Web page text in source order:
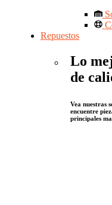
Repuestos
Lo
de
Vea nuestras
encuentre
principales